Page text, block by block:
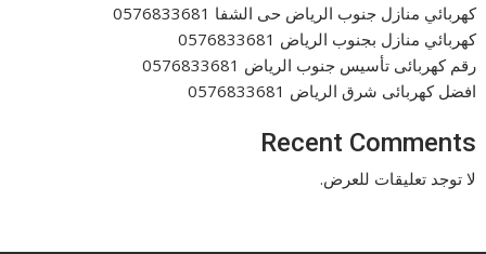
كهربائي منازل جنوب الرياض حى الشفا 0576833681
كهربائي منازل بجنوب الرياض 0576833681
رقم كهربائى تأسيس جنوب الرياض 0576833681
افضل كهربائى شرق الرياض 0576833681
Recent Comments
لا توجد تعليقات للعرض.